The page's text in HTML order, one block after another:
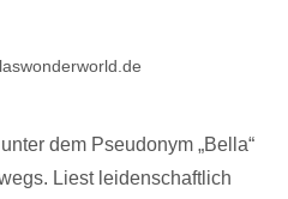
dem Pseudonym „Bella“
Liest leidenschaftlich